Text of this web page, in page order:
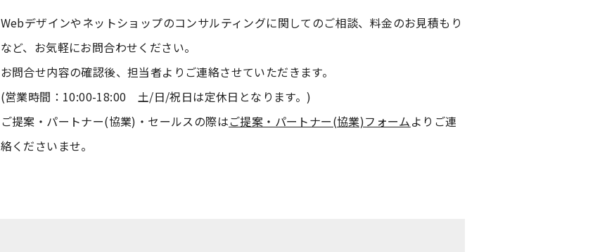
Webデザインやネットショップのコンサルティングに関してのご相談、料金のお見積もり
など、お気軽にお問合わせください。
お問合せ内容の確認後、担当者よりご連絡させていただきます。
(営業時間：10:00-18:00 土/日/祝日は定休日となります。)
ご提案・パートナー(協業)・セールスの際はご提案・パートナー(協業)フォームよりご連
絡くださいませ。